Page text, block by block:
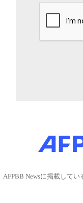
AFPBB Newsに掲載して